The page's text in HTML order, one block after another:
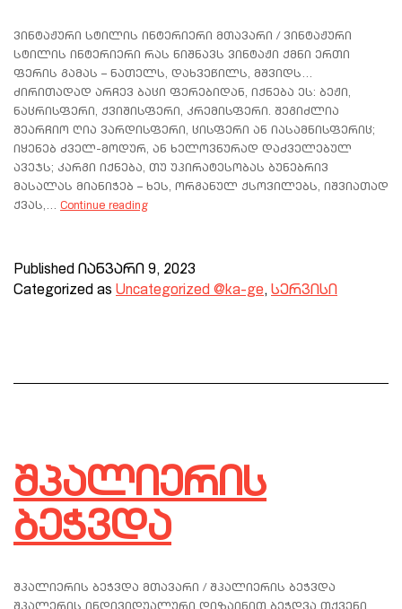
ვინტაჟური სტილის ინტერიერი მთავარი / ვინტაჟური
სტილის ინტერიერი რას ნიშნავს ვინტაჟი ქმნი ერთი
ფერის გამას – ნათელს, დახვეწილს, მშვიდს…
ძირითადად არჩევ ბაცი ფერებიდან, იქნება ეს: ბეჟი,
ნაცრისფერი, ქვიშისფერი, კრემისფერი. შეგიძლია
შეარჩიო ღია ვარდისფერი, ცისფერი ან იასამნისფერიც;
იყენებ ძველ-მოდურ, ან ხელოვნურად დაძველებულ
ავეჯს; კარგი იქნება, თუ უპირატესობას ბუნებრივ
მასალას მიანიჭებ – ხეს, ორგანულ ქსოვილებს, იშვიათად
ქვას,… Continue reading
Published იანვარი 9, 2023
Categorized as Uncategorized @ka-ge, სერვისი
შპალიერის
ბეჭვდა
შპალიერის ბეჭვდა მთავარი / შპალიერის ბეჭვდა